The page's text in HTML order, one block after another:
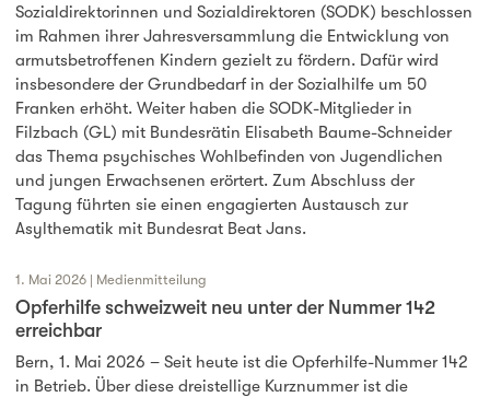
Sozialdirektorinnen und Sozialdirektoren (SODK) beschlossen
im Rahmen ihrer Jahresversammlung die Entwicklung von
armutsbetroffenen Kindern gezielt zu fördern. Dafür wird
insbesondere der Grundbedarf in der Sozialhilfe um 50
Franken erhöht. Weiter haben die SODK-Mitglieder in
Filzbach (GL) mit Bundesrätin Elisabeth Baume-Schneider
das Thema psychisches Wohlbefinden von Jugendlichen
und jungen Erwachsenen erörtert. Zum Abschluss der
Tagung führten sie einen engagierten Austausch zur
Asylthematik mit Bundesrat Beat Jans.
1. Mai 2026 | Medienmitteilung
Opferhilfe schweizweit neu unter der Nummer 142
erreichbar
Bern, 1. Mai 2026 – Seit heute ist die Opferhilfe-Nummer 142
in Betrieb. Über diese dreistellige Kurznummer ist die